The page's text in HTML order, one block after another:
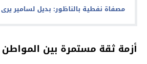
مصفاة نفطية بالناظور: بديل لسامير يرى
أزمة ثقة مستمرة بين